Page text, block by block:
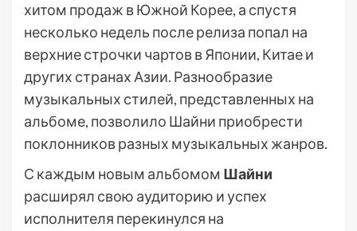
хитом продаж в Южной Корее, а спустя
несколько недель после релиза попал на
верхние строчки чартов в Японии, Китае и
других странах Азии. Разнообразие
музыкальных стилей, представленных на
альбоме, позволило Шайни приобрести
поклонников разных музыкальных жанров.
С каждым новым альбомом Шайни
расширял свою аудиторию и успех
исполнителя перекинулся на